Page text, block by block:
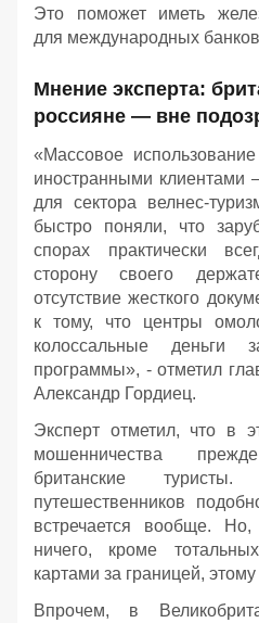
Это поможет иметь
для международных
Мнение эксперта:
россияне — вне
«Массовое
иностранными клиентами
для сектора велнес-
быстро поняли, что
спорах практически
сторону своего
отсутствие жесткого
к тому, что центры
колоссальные деньги
программы», - отметил
Александр Гордиец.
Эксперт отметил, что в
мошенничества
британские
путешественников
встречается вообще. Но,
ничего, кроме
картами за границей,
Впрочем, в